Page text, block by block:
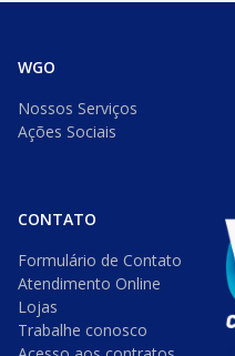
WGO
Nossos Serviços
Ações Sociais
CONTATO
Formulário de Contato
Atendimento Online
Lojas
Trabalhe conosco